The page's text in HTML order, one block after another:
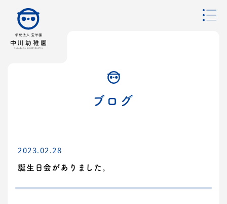
ブログ
2023.02.28
誕生日会がありました。